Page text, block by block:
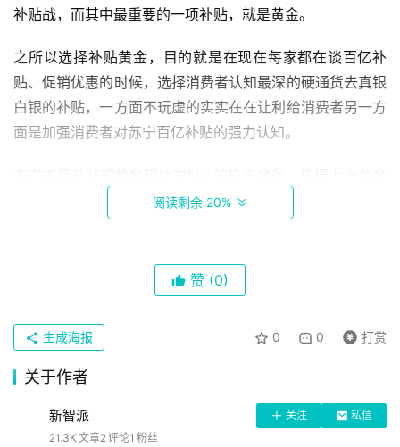
科
补贴战，而其中最重要的一项补贴，就是黄金。
之所以选择补贴黄金，目的就是在现在每家都在谈百亿补
贴、促销优惠的时候，选择消费者认知最深的硬通货去真银
白银的补贴，一方面不玩虚的实实在在让利给消费者另一方
面是加强消费者对苏宁百亿补贴的强力认知。
交易所大盘价每克苏宁易购补贴7元左右，买一块直接便宜
同时部分黄金饰品也将上架9月30日晚上7：30超级买手贾
业技术团队，差异化直播策略，让此次“黄金周黄金补贴”多
阅读剩余 20%
赞 (0)
0 0 打赏
生成海报
关于作者
新智派 关注
私信
21.3K 文章2评论1 粉丝